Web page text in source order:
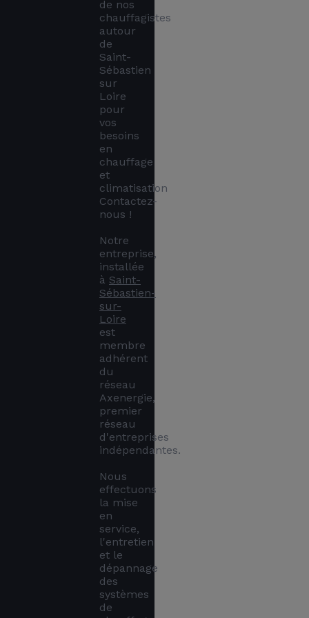
de nos
chauffagistes
autour
de
Saint-
Sébastien
sur
Loire
pour
vos
besoins
en
chauffage
et
climatisation
Contactez-
nous !
Notre
entreprise,
installée
à Saint-
Sébastien-
sur-
Loire
est
membre
adhérent
du
réseau
Axenergie,
premier
réseau
d'entreprises
indépendantes.
Nous
effectuons
la mise
en
service,
l'entretien
et le
dépannage
des
systèmes
de